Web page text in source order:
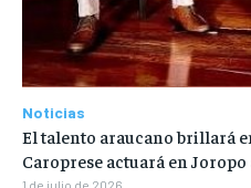
Noticias
El talento araucano brillará
Caroprese actuará en
1 de julio de 2026